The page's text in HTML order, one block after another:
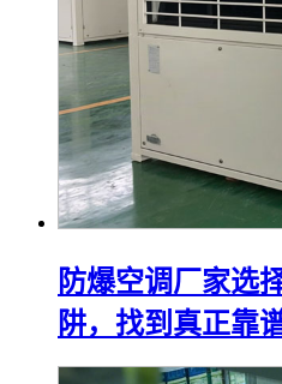
防爆空调厂家选
阱，找到真正靠